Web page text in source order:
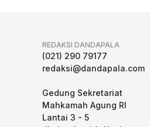
REDAKSI DANDAPALA
(021) 290 79177
redaksi@dandapala.com
Gedung Sekretariat
Mahkamah Agung RI
Lantai 3 - 5